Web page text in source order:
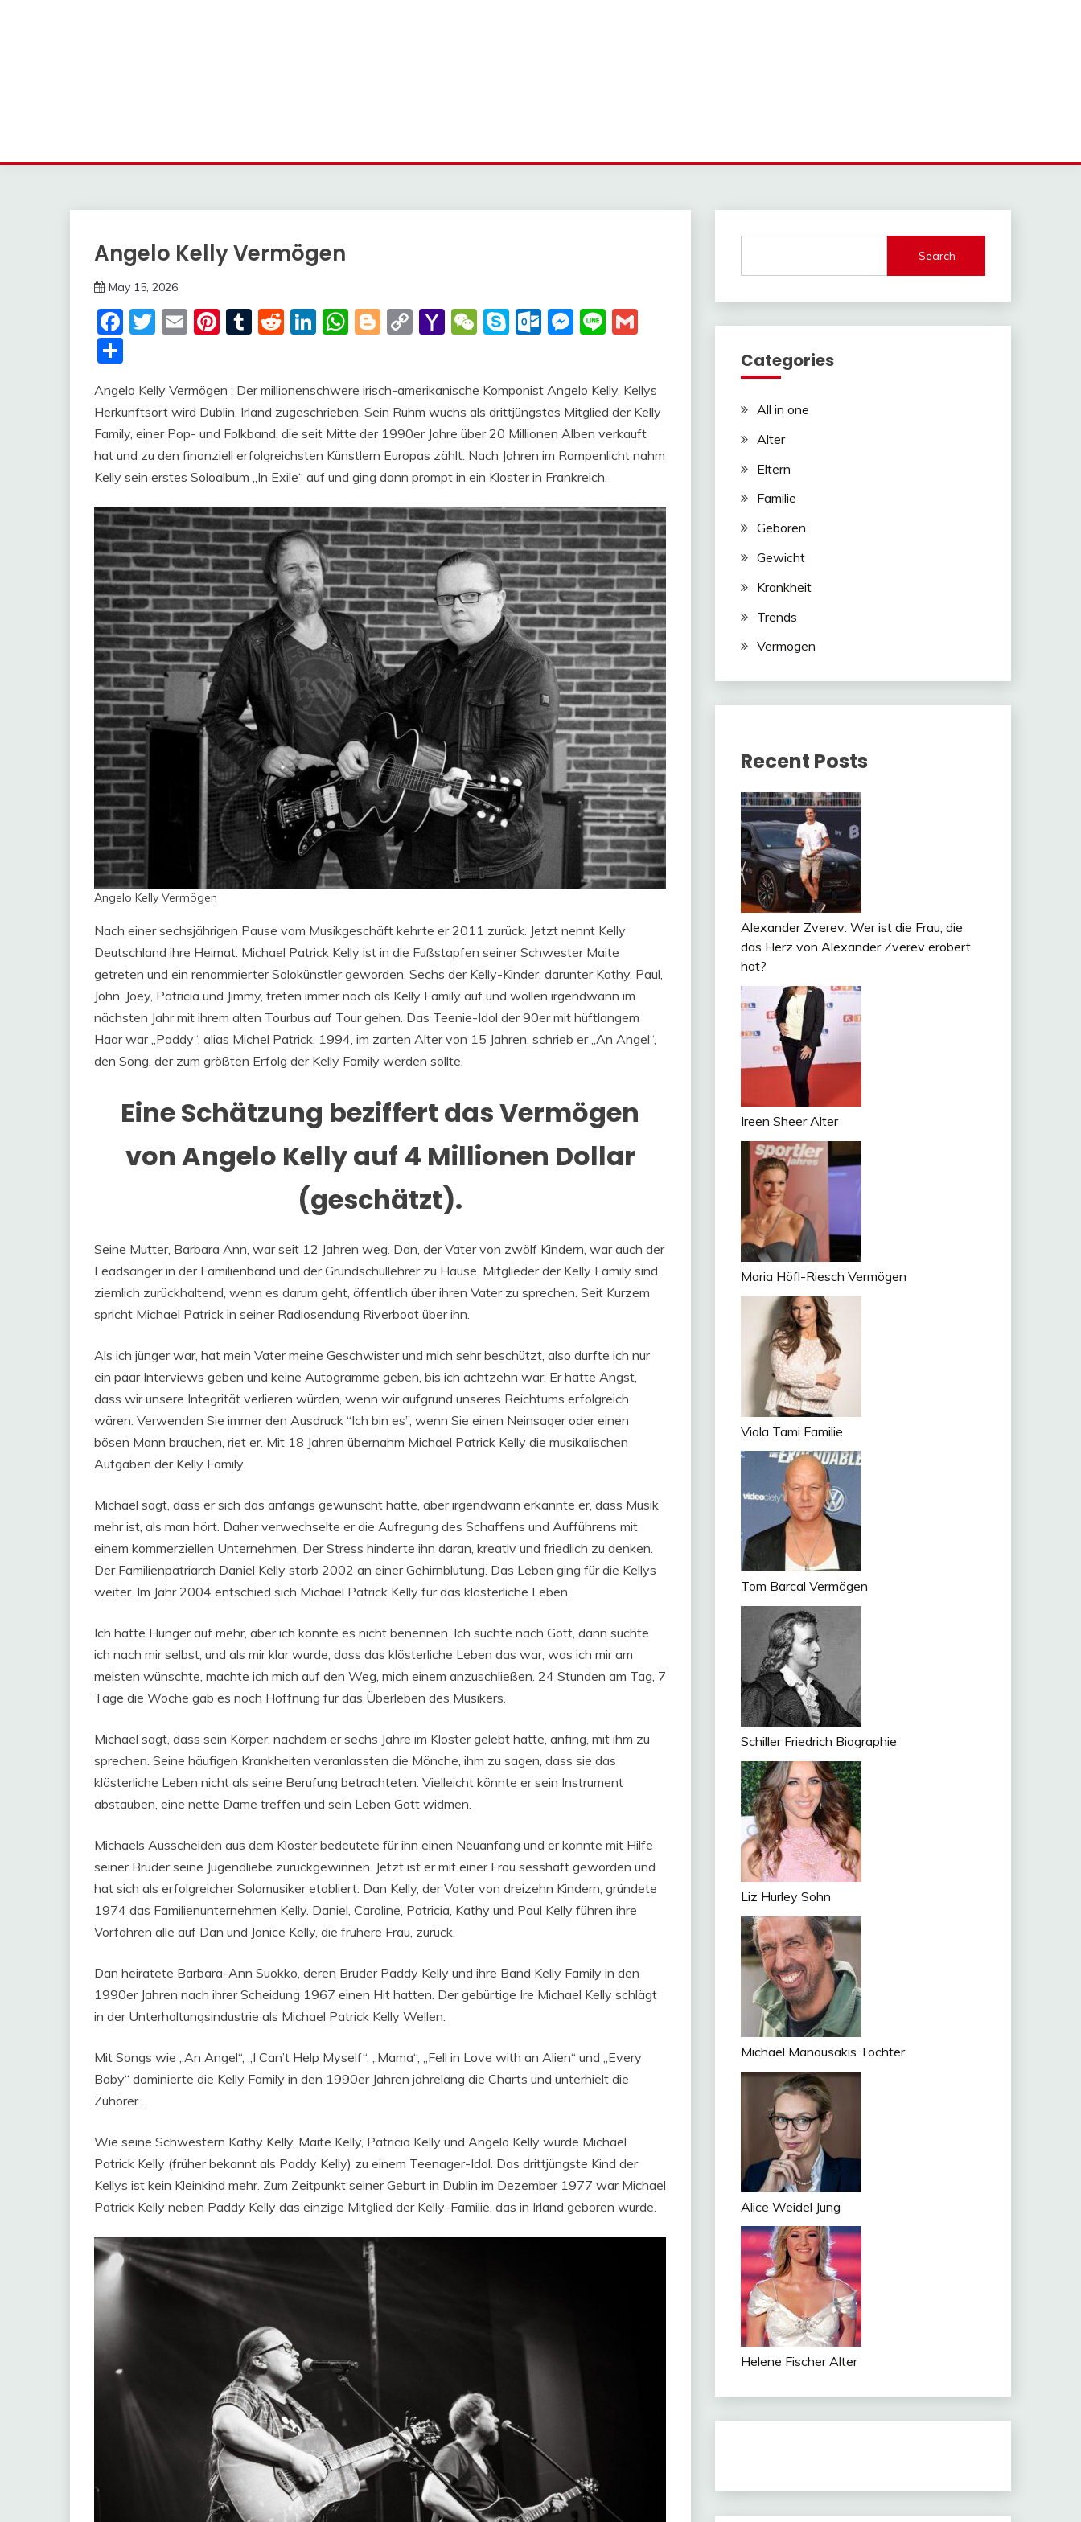
Trends
Angelo Kelly Vermögen
May 15, 2026
Facebook
Twitter
EmailPinterest
Tumblr
Reddit
LinkedIn
WhatsApp
Blogger
CopyYahoo
WeChat
SkypeOutlook.com
Messenger
Line
Angelo Kelly Vermögen : Der millionenschwere irisch-amerikanische Komponist Angelo Kelly. Kellys
Herkunftsort wird Dublin, Irland zugeschrieben. Sein Ruhm wuchs als drittjüngstes Mitglied der Kelly
Family, einer Pop- und Folkband, die seit Mitte der 1990er Jahre über 20 Millionen Alben verkauft
hat und zu den finanziell erfolgreichsten Künstlern Europas zählt. Nach Jahren im Rampenlicht nahm
Kelly sein erstes Soloalbum „In Exile“ auf und ging dann prompt in ein Kloster in Frankreich.
Angelo Kelly Vermögen
Nach einer sechsjährigen Pause vom Musikgeschäft kehrte er 2011 zurück. Jetzt nennt Kelly
Deutschland ihre Heimat. Michael Patrick Kelly ist in die Fußstapfen seiner Schwester Maite
getreten und ein renommierter Solokünstler geworden. Sechs der Kelly-Kinder, darunter Kathy, Paul,
John, Joey, Patricia und Jimmy, treten immer noch als Kelly Family auf und wollen irgendwann im
nächsten Jahr mit ihrem alten Tourbus auf Tour gehen. Das Teenie-Idol der 90er mit hüftlangem
Haar war „Paddy“, alias Michel Patrick. 1994, im zarten Alter von 15 Jahren, schrieb er „An Angel“,
den Song, der zum größten Erfolg der Kelly Family werden sollte.
Eine Schätzung beziffert das Vermögen
von Angelo Kelly auf 4 Millionen Dollar
(geschätzt).
Seine Mutter, Barbara Ann, war seit 12 Jahren weg. Dan, der Vater von zwölf Kindern, war auch der
Leadsänger in der Familienband und der Grundschullehrer zu Hause. Mitglieder der Kelly Family sind
ziemlich zurückhaltend, wenn es darum geht, öffentlich über ihren Vater zu sprechen. Seit Kurzem
spricht Michael Patrick in seiner Radiosendung Riverboat über ihn.
Als ich jünger war, hat mein Vater meine Geschwister und mich sehr beschützt, also durfte ich nur
ein paar Interviews geben und keine Autogramme geben, bis ich achtzehn war. Er hatte Angst,
dass wir unsere Integrität verlieren würden, wenn wir aufgrund unseres Reichtums erfolgreich
wären. Verwenden Sie immer den Ausdruck “Ich bin es”, wenn Sie einen Neinsager oder einen
bösen Mann brauchen, riet er. Mit 18 Jahren übernahm Michael Patrick Kelly die musikalischen
Aufgaben der Kelly Family.
Michael sagt, dass er sich das anfangs gewünscht hätte, aber irgendwann erkannte er, dass Musik
mehr ist, als man hört. Daher verwechselte er die Aufregung des Schaffens und Aufführens mit
einem kommerziellen Unternehmen. Der Stress hinderte ihn daran, kreativ und friedlich zu denken.
Der Familienpatriarch Daniel Kelly starb 2002 an einer Gehirnblutung. Das Leben ging für die Kellys
weiter. Im Jahr 2004 entschied sich Michael Patrick Kelly für das klösterliche Leben.
Ich hatte Hunger auf mehr, aber ich konnte es nicht benennen. Ich suchte nach Gott, dann suchte
ich nach mir selbst, und als mir klar wurde, dass das klösterliche Leben das war, was ich mir am
meisten wünschte, machte ich mich auf den Weg, mich einem anzuschließen. 24 Stunden am Tag, 7
Tage die Woche gab es noch Hoffnung für das Überleben des Musikers.
Michael sagt, dass sein Körper, nachdem er sechs Jahre im Kloster gelebt hatte, anfing, mit ihm zu
sprechen. Seine häufigen Krankheiten veranlassten die Mönche, ihm zu sagen, dass sie das
klösterliche Leben nicht als seine Berufung betrachteten. Vielleicht könnte er sein Instrument
abstauben, eine nette Dame treffen und sein Leben Gott widmen.
Michaels Ausscheiden aus dem Kloster bedeutete für ihn einen Neuanfang und er konnte mit Hilfe
seiner Brüder seine Jugendliebe zurückgewinnen. Jetzt ist er mit einer Frau sesshaft geworden und
hat sich als erfolgreicher Solomusiker etabliert. Dan Kelly, der Vater von dreizehn Kindern, gründete
1974 das Familienunternehmen Kelly. Daniel, Caroline, Patricia, Kathy und Paul Kelly führen ihre
Vorfahren alle auf Dan und Janice Kelly, die frühere Frau, zurück.
Dan heiratete Barbara-Ann Suokko, deren Bruder Paddy Kelly und ihre Band Kelly Family in den
1990er Jahren nach ihrer Scheidung 1967 einen Hit hatten. Der gebürtige Ire Michael Kelly schlägt
in der Unterhaltungsindustrie als Michael Patrick Kelly Wellen.
Mit Songs wie „An Angel“, „I Can’t Help Myself“, „Mama“, „Fell in Love with an Alien“ und „Every
Baby“ dominierte die Kelly Family in den 1990er Jahren jahrelang die Charts und unterhielt die
Zuhörer .
Wie seine Schwestern Kathy Kelly, Maite Kelly, Patricia Kelly und Angelo Kelly wurde Michael
Patrick Kelly (früher bekannt als Paddy Kelly) zu einem Teenager-Idol. Das drittjüngste Kind der
Kellys ist kein Kleinkind mehr. Zum Zeitpunkt seiner Geburt in Dublin im Dezember 1977 war Michael
Patrick Kelly neben Paddy Kelly das einzige Mitglied der Kelly-Familie, das in Irland geboren wurde.
Search
Categories
All in one
Alter
Eltern
Familie
Geboren
Gewicht
Krankheit
Trends
Vermogen
Recent Posts
Alexander Zverev: Wer ist die Frau, die
das Herz von Alexander Zverev erobert
hat?
Ireen Sheer Alter
Maria Höfl-Riesch Vermögen
Viola Tami Familie
Tom Barcal Vermögen
Schiller Friedrich Biographie
Liz Hurley Sohn
Michael Manousakis Tochter
Alice Weidel Jung
Helene Fischer Alter